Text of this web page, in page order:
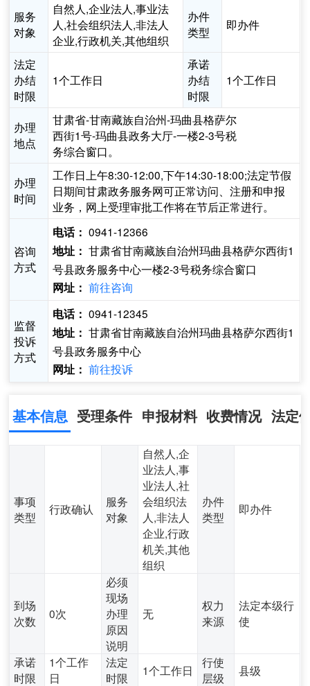
服务
对象
自然人,企业法人,事业法
人,社会组织法人,非法人
企业,行政机关,其他组织
办件
类型
即办件
法定
办结
时限
1个工作日
承诺
办结
时限
1个工作日
办理
地点
甘肃省-甘南藏族自治州-玛曲县格萨尔
西街1号-玛曲县政务大厅-一楼2-3号税
务综合窗口。
办理
时间
工作日上午8:30-12:00,下午14:30-18:00;法定节假
日期间甘肃政务服务网可正常访问、注册和申报
业务，网上受理审批工作将在节后正常进行。
咨询
方式
电话： 0941-12366
地址： 甘肃省甘南藏族自治州玛曲县格萨尔西街1
号县政务服务中心一楼2-3号税务综合窗口
网址： 前往咨询
监督
投诉
方式
电话： 0941-12345
地址： 甘肃省甘南藏族自治州玛曲县格萨尔西街1
号县政务服务中心
网址： 前往投诉
基本信息 受理条件 申报材料 收费情况 法定
事项
类型
行政确认
服务
对象
自然人,企
业法人,事
业法人,社
会组织法
人,非法人
企业,行政
机关,其他
组织
办件
类型
即办件
到场
次数
0次
必须
现场
办理
原因
说明
无
权力
来源
法定本级行
使
承诺
时限
1个工作
日
法定
时限
1个工作日
行使
层级
县级